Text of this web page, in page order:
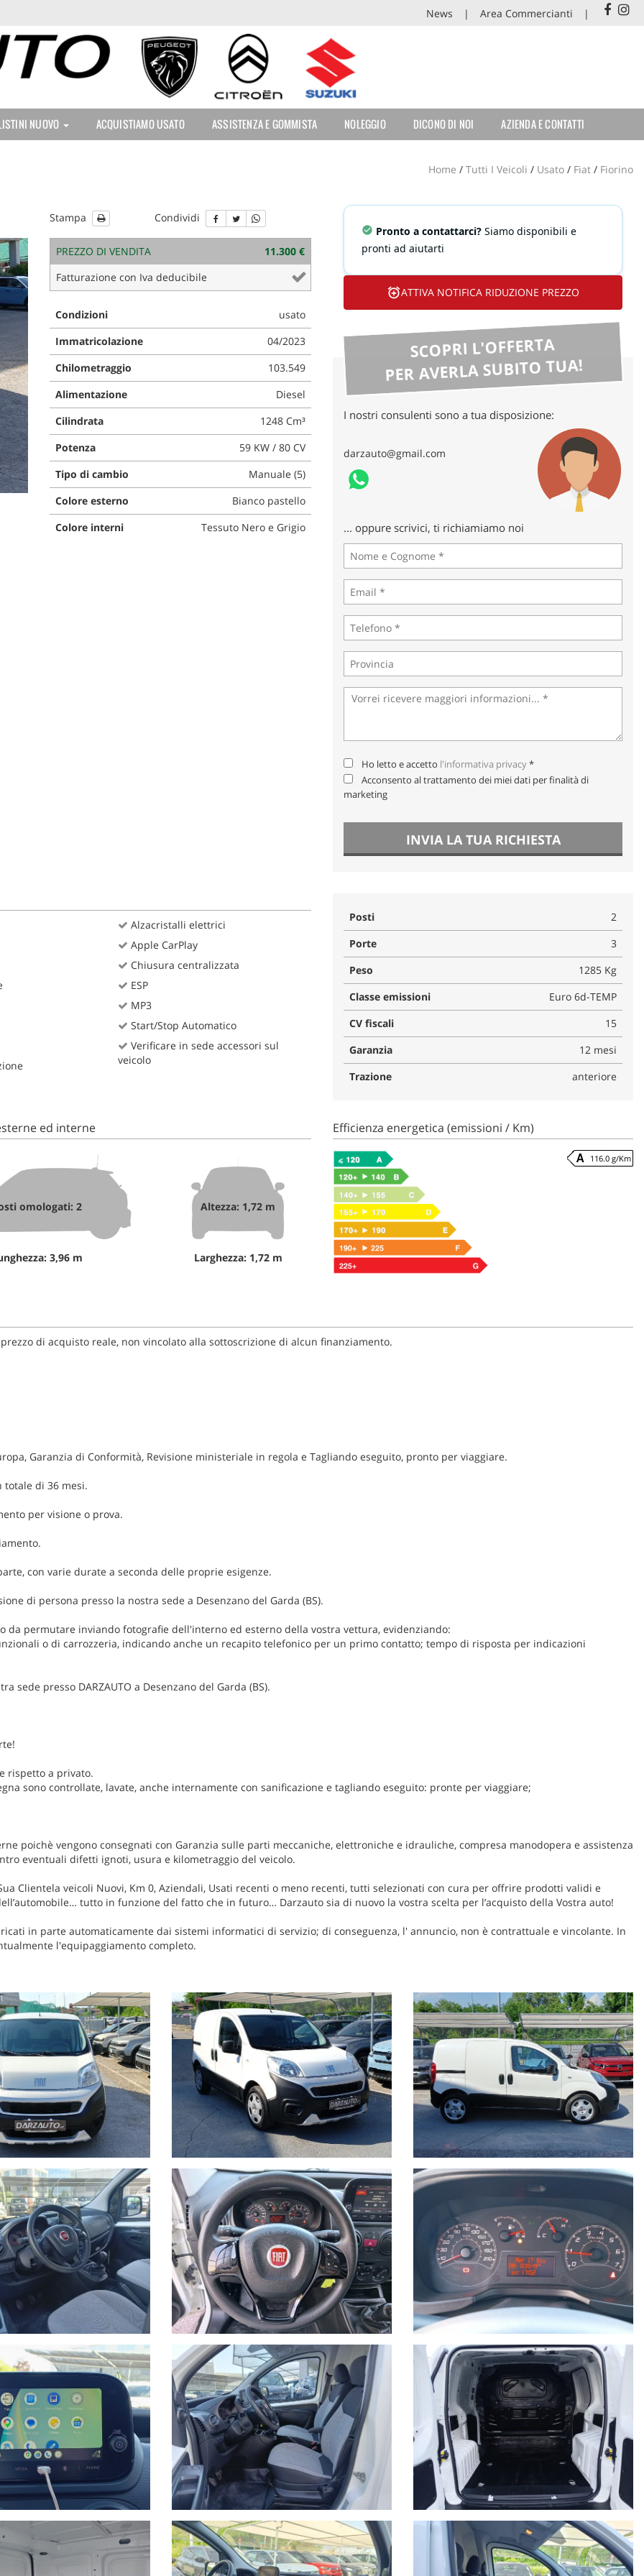
News Area Commercianti
NUOVO ACQUISTIAMO USATO ASSISTENZA E GOMMISTA NOLEGGIO DICONO DI NOI AZIENDA E CONTATTI
Home / Tutti I Veicoli / Usato / Fiat / Fiorino
Stampa Condividi
PREZZO DI VENDITA
11.300 €
Fatturazione con Iva deducibile
Condizioni
usato
Immatricolazione
04/2023
Chilometraggio
103.549
Alimentazione
Diesel
Cilindrata
1248 Cm³
Potenza
59 KW / 80 CV
Tipo di cambio
Manuale (5)
Colore esterno
Bianco pastello
Colore interni
Tessuto Nero e Grigio
Pronto a contattarci? Siamo disponibili e
pronti ad aiutarti
ATTIVA NOTIFICA RIDUZIONE PREZZO
SCOPRI L'OFFERTA
PER AVERLA SUBITO TUA!
I nostri consulenti sono a tua disposizione:
darzauto@gmail.com
... oppure scrivici, ti richiamiamo noi
Ho letto e accetto l'informativa privacy*
Acconsento al trattamento dei miei dati per finalità di
marketing
INVIA LA TUA RICHIESTA
Alzacristalli elettrici
Apple CarPlay
Chiusura centralizzata
ESP
MP3
Start/Stop Automatico
Verificare in sede accessori sul
veicolo
Posti
2
Porte
3
Peso
1285 Kg
Classe emissioni
Euro 6d-TEMP
CV fiscali
15
Garanzia
12 mesi
Trazione
anteriore
ed interne
omologati: 2
3,96 m
Altezza: 1,72 m
Larghezza: 1,72 m
Efficienza energetica (emissioni / Km)
116.0 g/Km
di acquisto reale, non vincolato alla sottoscrizione di alcun finanziamento.
Garanzia di Conformità, Revisione ministeriale in regola e Tagliando eseguito, pronto per viaggiare.
totale di 36 mesi.
per visione o prova.
con varie durate a seconda delle proprie esigenze.
di persona presso la nostra sede a Desenzano del Garda (BS).
da permutare inviando fotografie dell'interno ed esterno della vostra vettura, evidenziando:
o di carrozzeria, indicando anche un recapito telefonico per un primo contatto; tempo di risposta per indicazioni
presso DARZAUTO a Desenzano del Garda (BS).
rispetto a privato.
sono controllate, lavate, anche internamente con sanificazione e tagliando eseguito: pronte per viaggiare;
poichè vengono consegnati con Garanzia sulle parti meccaniche, elettroniche e idrauliche, compresa manodopera e assistenza
eventuali difetti ignoti, usura e kilometraggio del veicolo.
Clientela veicoli Nuovi, Km 0, Aziendali, Usati recenti o meno recenti, tutti selezionati con cura per offrire prodotti validi e
tutto in funzione del fatto che in futuro… Darzauto sia di nuovo la vostra scelta per l’acquisto della Vostra auto!
in parte automaticamente dai sistemi informatici di servizio; di conseguenza, l' annuncio, non è contrattuale e vincolante. In
l'equipaggiamento completo.